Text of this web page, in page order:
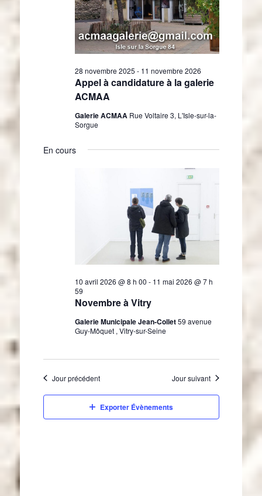
e
s
Appel à candidature à la galerie
ACMAA
28 novembre 2025 - 11 novembre 2026
Galerie ACMAA Rue Voltaire 3, L'Isle-sur-la-
Sorgue
En cours
Novembre à Vitry
10 avril 2026 @ 8 h 00 - 11 mai 2026 @ 7 h
59
Galerie Municipale Jean-Collet59 avenue
Guy-Môquet , Vitry-sur-Seine
Jour précédent Jour suivant
Exporter Évènements